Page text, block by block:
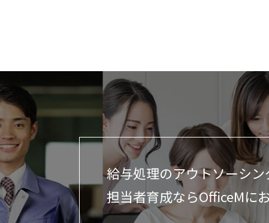
給与処理のアウトソーシン
担当者育成ならOfficeMに